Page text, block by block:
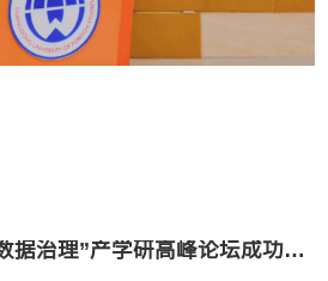
2026年“数智安全与数据治理”产学研高峰论坛成功举办